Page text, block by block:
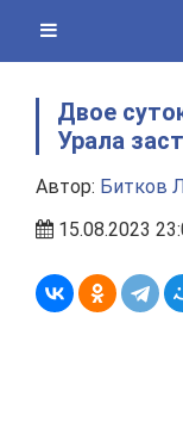
content
Двое
Урала
Автор: Битков
15.08.2023